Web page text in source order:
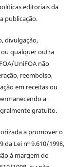
editoriais da
publicação.
divulgação,
qualquer outra
UniFOA não
reembolso,
em receitas ou
a
gratuito.
a promover o
Lei nº 9.610/1998,
à margem do